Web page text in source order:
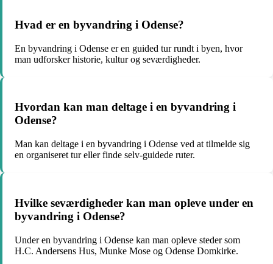
Hvad er en byvandring i Odense?
En byvandring i Odense er en guided tur rundt i byen, hvor
man udforsker historie, kultur og seværdigheder.
Hvordan kan man deltage i en byvandring i
Odense?
Man kan deltage i en byvandring i Odense ved at tilmelde sig
en organiseret tur eller finde selv-guidede ruter.
Hvilke seværdigheder kan man opleve under en
byvandring i Odense?
Under en byvandring i Odense kan man opleve steder som
H.C. Andersens Hus, Munke Mose og Odense Domkirke.